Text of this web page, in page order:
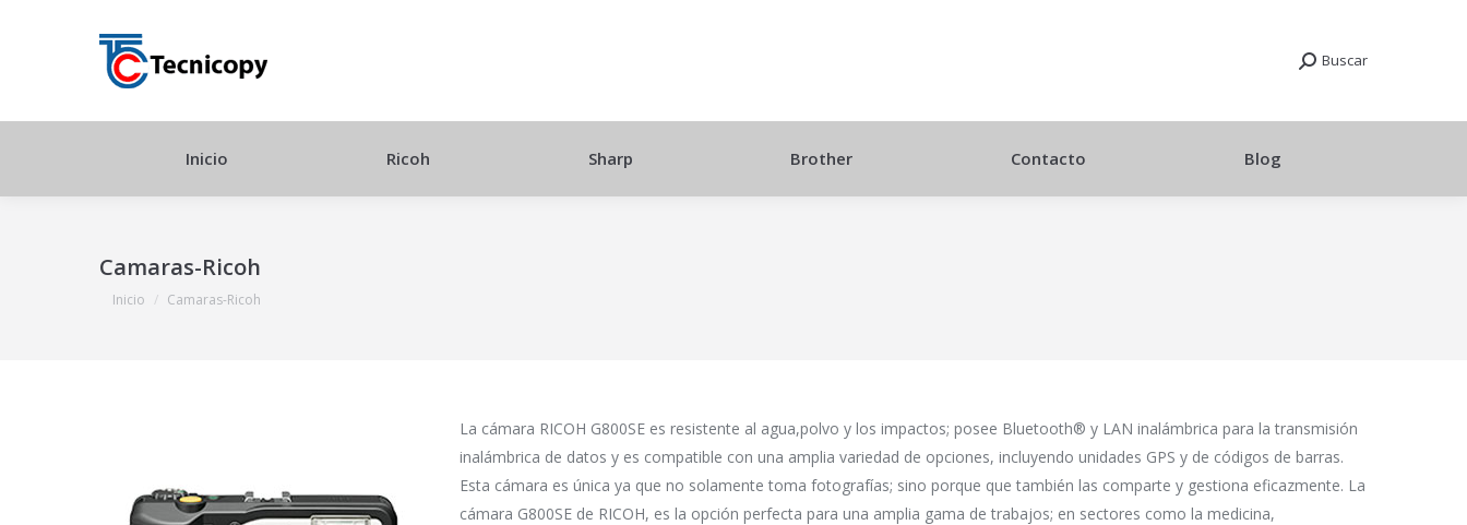
Buscar
Inicio Ricoh Sharp Brother Contacto Blog
Camaras-Ricoh
Estás aquí:
Inicio Camaras-Ricoh
La cámara RICOH G800SE es resistente al agua,polvo y los impactos; posee Bluetooth® y LAN inalámbrica para la transmisión
inalámbrica de datos y es compatible con una amplia variedad de opciones, incluyendo unidades GPS y de códigos de barras.
Esta cámara es única ya que no solamente toma fotografías; sino porque que también las comparte y gestiona eficazmente. La
cámara G800SE de RICOH, es la opción perfecta para una amplia gama de trabajos; en sectores como la medicina,